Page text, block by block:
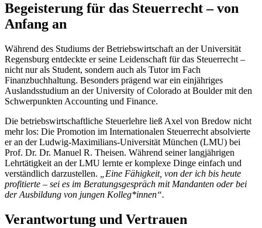
Begeisterung für das Steuerrecht – von
Anfang an
Während des Studiums der Betriebswirtschaft an der Universität
Regensburg entdeckte er seine Leidenschaft für das Steuerrecht –
nicht nur als Student, sondern auch als Tutor im Fach
Finanzbuchhaltung. Besonders prägend war ein einjähriges
Auslandsstudium an der University of Colorado at Boulder mit den
Schwerpunkten Accounting und Finance.
Die betriebswirtschaftliche Steuerlehre ließ Axel von Bredow nicht
mehr los: Die Promotion im Internationalen Steuerrecht absolvierte
er an der Ludwig-Maximilians-Universität München (LMU) bei
Prof. Dr. Dr. Manuel R. Theisen. Während seiner langjährigen
Lehrtätigkeit an der LMU lernte er komplexe Dinge einfach und
verständlich darzustellen.
„Eine Fähigkeit, von der ich bis heute
profitierte – sei es im Beratungsgespräch mit Mandanten oder bei
der Ausbildung von jungen Kolleg*innen“.
Verantwortung und Vertrauen